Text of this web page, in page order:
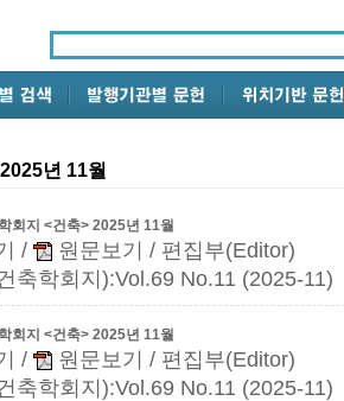
년 11월
회지 <건축> 2025년 11월
/ 원문보기
/ 편집부(Editor)
축학회지):Vol.69 No.11 (2025-11)
회지 <건축> 2025년 11월
/ 원문보기
/ 편집부(Editor)
축학회지):Vol.69 No.11 (2025-11)